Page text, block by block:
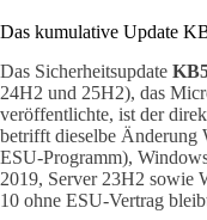
Das kumulative Update
Das Sicherheitsupdate
24H2 und 25H2), das
veröffentlichte, ist der
betrifft dieselbe Änderung
ESU-Programm),
2019, Server 23H2 sowie
10 ohne ESU-Vertrag